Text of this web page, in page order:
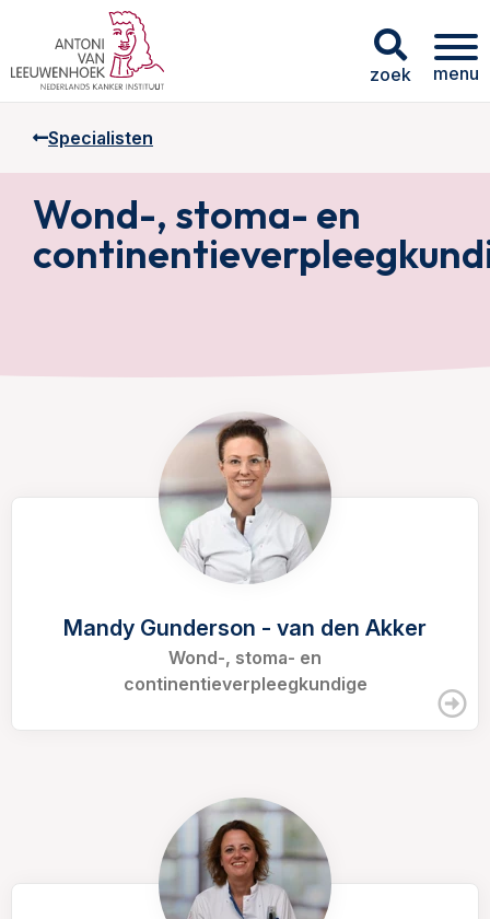
zoek menu
Specialisten
Wond-, stoma- en
Mandy Gunderson - van den Akker
Wond-, stoma- en
continentieverpleegkundige